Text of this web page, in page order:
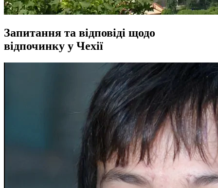
Запитання та відповіді щодо
відпочинку у Чехії